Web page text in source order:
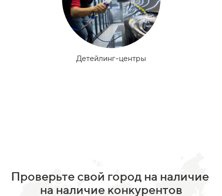
Детейлинг-центры
Проверьте свой город на наличие
на наличие конкурентов